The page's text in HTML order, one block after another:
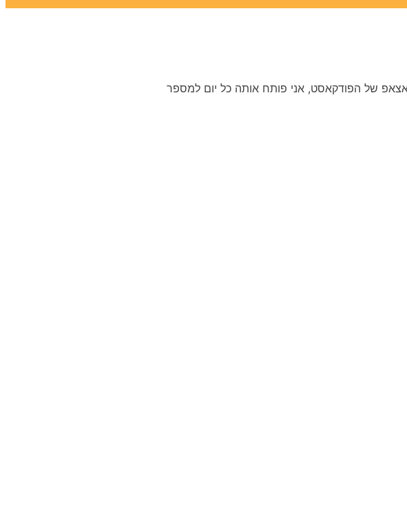
של הפודקאסט, אני פותח אותה כל יום למספר